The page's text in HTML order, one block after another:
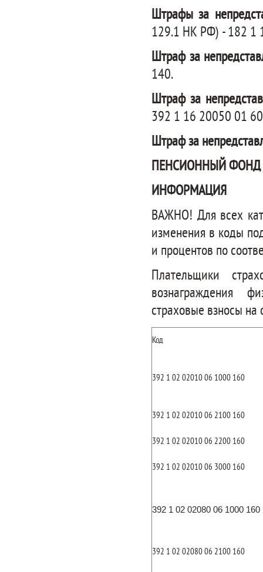
Штрафы за
129.1 НК РФ) - 182 1
Штраф за
140.
Штраф за
392 1 16 20050 01
Штраф за
ПЕНСИОННЫЙ ФОНД
ИНФОРМАЦИЯ
ВАЖНО! Для всех
изменения в коды
и процентов по
Плательщики
вознаграждения
страховые взносы на
Код
392 1 02 02010 06 1000 160
392 1 02 02010 06 2100 160
392 1 02 02010 06 2200 160
392 1 02 02010 06 3000 160
392 1 02 02080 06 1000 160
392 1 02 02080 06 2100 160